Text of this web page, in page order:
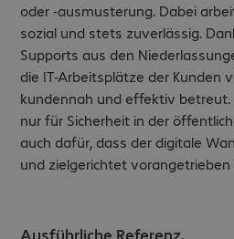
oder -ausmusterung. Dabei
sozial und stets zuverlässig.
Supports aus den
die IT-Arbeitsplätze der Kunden
kundennah und effektiv
nur für Sicherheit in der
auch dafür, dass der digitale
und zielgerichtet
Ausführliche Referenz.